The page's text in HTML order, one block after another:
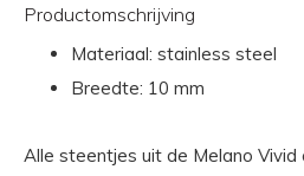
Productomschrijving
Materiaal: stainless steel
Breedte: 10 mm
Alle steentjes uit de Melano Vivid